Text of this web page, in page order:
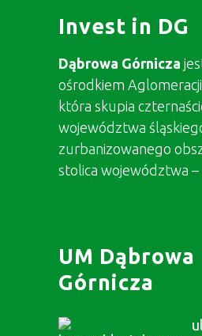
Invest in DG
Dąbrowa Górnicza
ośrodkiem Aglomeracji
która skupia
województwa
zurbanizowanego
stolica województwa –
UM Dąbrowa
Górnicza